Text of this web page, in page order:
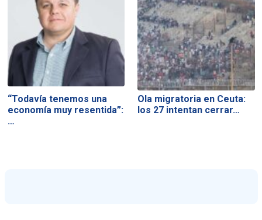
“Todavía tenemos una
economía muy resentida”:
…
Ola migratoria en Ceuta:
los 27 intentan cerrar…